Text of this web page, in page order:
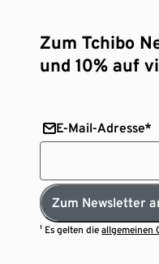
Zum Tchibo
und 10% auf
E-Mail-Adresse*
Zum Newsletter
¹ Es gelten dieallgemeinen